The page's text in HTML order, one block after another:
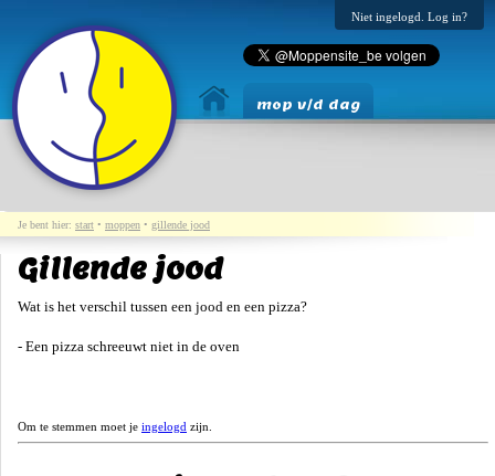
Niet ingelogd. Log in?
mop v/d dag
Je bent hier: start • moppen • gillende jood
Gillende jood
Wat is het verschil tussen een jood en een pizza?
- Een pizza schreeuwt niet in de oven
Om te stemmen moet je ingelogd zijn.